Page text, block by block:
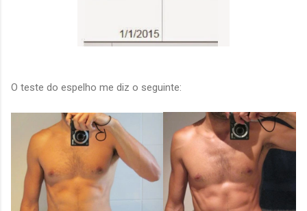
O teste do espelho me diz o seguinte: